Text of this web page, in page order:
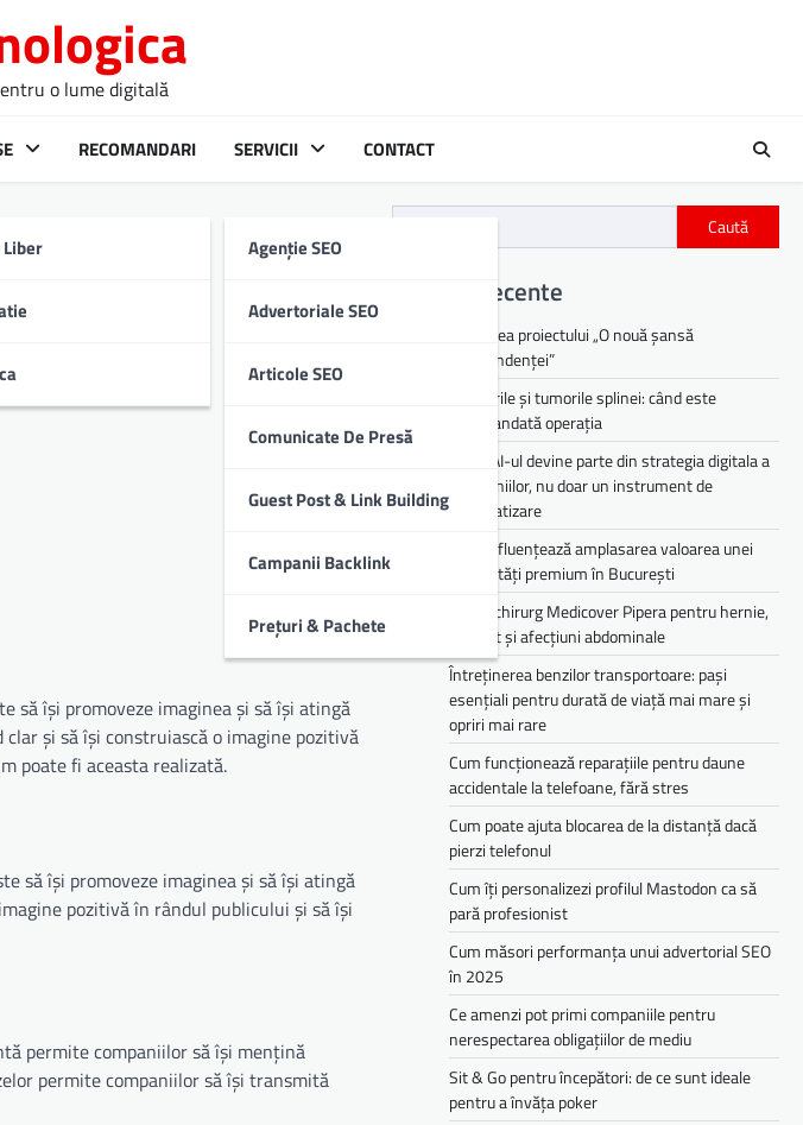
o lume digitală
RECOMANDARI SERVICII
Agenție SEO
Advertoriale SEO
Articole SEO
Comunicate De Presă
Guest Post & Link Building
Campanii Backlink
Prețuri & Pachete
CONTACT
să își promoveze imaginea și să își atingă
și să își construiască o imagine pozitivă
poate fi aceasta realizată.
să își promoveze imaginea și să își atingă
pozitivă în rândul publicului și să își
permite companiilor să își mențină
permite companiilor să își transmită
Caută
Articole recente
Lansarea proiectului „O nouă șansă
independenței”
Chisturile și tumorile splinei: când este
recomandată operația
De ce AI-ul devine parte din strategia digitala a
companiilor, nu doar un instrument de
automatizare
Cum influențează amplasarea valoarea unei
proprietăți premium în București
Medic chirurg Medicover Pipera pentru hernie,
colecist și afecțiuni abdominale
Întreținerea benzilor transportoare: pași
esențiali pentru durată de viață mai mare și
opriri mai rare
Cum funcționează reparațiile pentru daune
accidentale la telefoane, fără stres
Cum poate ajuta blocarea de la distanță dacă
pierzi telefonul
Cum îți personalizezi profilul Mastodon ca să
pară profesionist
Cum măsori performanța unui advertorial SEO
în 2025
Ce amenzi pot primi companiile pentru
nerespectarea obligațiilor de mediu­­
Sit & Go pentru începători: de ce sunt ideale
pentru a învăța poker